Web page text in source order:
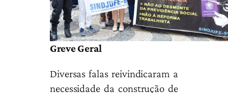
Greve Geral
Diversas falas reivindicaram a
necessidade da construção de